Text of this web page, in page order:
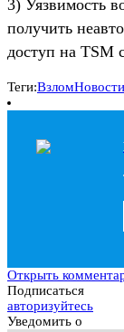
3) Уязвимость
получить
доступ на TSM
Теги:ВзломНовости
Открыть
Подписаться
авторизуйтесь
Уведомить о